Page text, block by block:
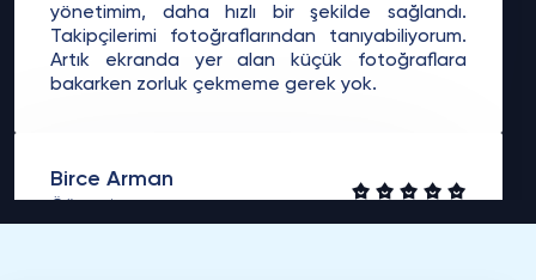
yönetimim, daha hızlı bir şekilde sağlandı.
Takipçilerimi fotoğraflarından tanıyabiliyorum.
Artık ekranda yer alan küçük fotoğraflara
bakarken zorluk çekmeme gerek yok.
Birce Arman
Öğrenci